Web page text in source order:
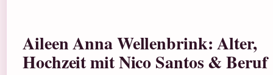
Aileen Anna Wellenbrink: Alter,
Hochzeit mit Nico Santos & Beruf